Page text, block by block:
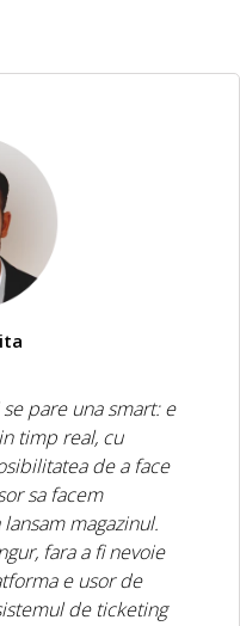
pare una smart: e
timp real, cu
de a face
sa facem
magazinul.
fara a fi nevoie
e usor de
de ticketing